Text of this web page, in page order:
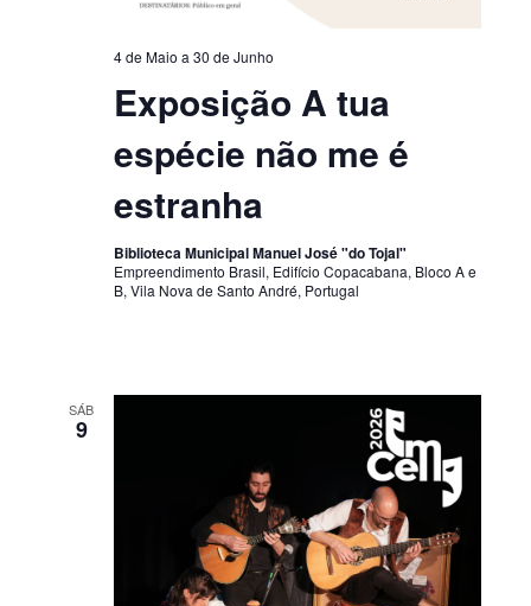
Exposição A tua
espécie não me é
estranha
4 de Maio a 30 de Junho
Biblioteca Municipal Manuel José "do Tojal"
Empreendimento Brasil, Edifício Copacabana, Bloco A e
B, Vila Nova de Santo André, Portugal
SÁB
9